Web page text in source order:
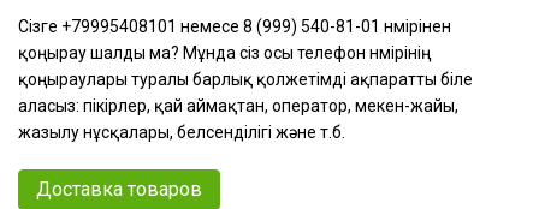
Сізге +79995408101 немесе 8 (999) 540-81-01 нөмірінен
қоңырау шалды ма? Мұнда сіз осы телефон нөмірінің
қоңыраулары туралы барлық қолжетімді ақпаратты біле
аласыз: пікірлер, қай аймақтан, оператор, мекен-жайы,
жазылу нұсқалары, белсенділігі және т.б.
Доставка товаров